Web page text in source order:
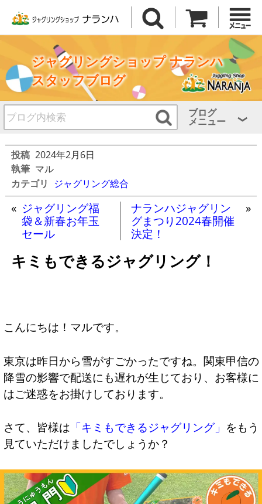
ジャグリングショップ ナランハ
スタッフブログ
ブログ
メニュー
投稿 2024年2月6日
執筆 マル
カテゴリ
ジャグリング総合
« ジャグリング福
袋＆新春お年玉
セール
ナランハジャグリン
グまつり2024春開催
決定！
»
キミもできるジャグリング！
こんにちは！マルです。
東京は昨日から雪がすごかったですね。関東甲信の
降雪の影響で配送にも遅れが生じており、お客様に
はご迷惑をお掛けしております。
さて、皆様は 「キミもできるジャグリング」 をもう
見ていただけましたでしょうか？